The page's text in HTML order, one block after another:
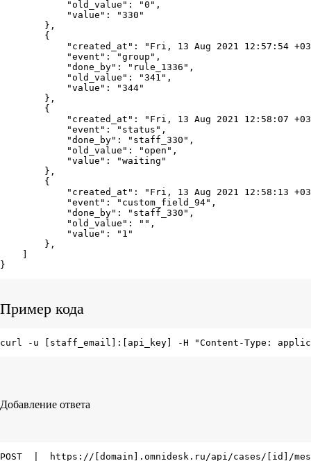
            "old_value": "0",
            "value": "330"
        },
        {
"created_at": "Fri, 13 Aug 2021 12:57:54
            "event": "group",
            "done_by": "rule_1336",
            "old_value": "341",
            "value": "344"
        },
        {
"created_at": "Fri, 13 Aug 2021 12:58:07
            "event": "status",
            "done_by": "staff_330",
            "old_value": "open",
            "value": "waiting"
        },
        {
"created_at": "Fri, 13 Aug 2021 12:58:13
            "event": "custom_field_94",
            "done_by": "staff_330",
            "old_value": "",
            "value": "1"
        },
}
Пример кода
curl -u [staff_email]:[api_key] -H "Content-Type:
Добавление ответа
POST  |  https://[domain].omnidesk.ru/api/cases/[id]/